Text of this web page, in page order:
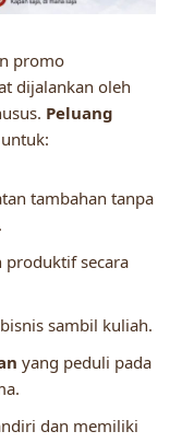
promo
dijalankan oleh
Peluang
tambahan tanpa
produktif secara
sambil kuliah.
yang peduli pada
dan memiliki